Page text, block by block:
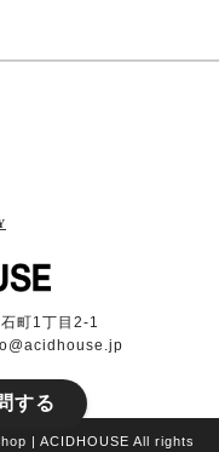
町1丁目2-1
| ACIDHOUSE All rights
する